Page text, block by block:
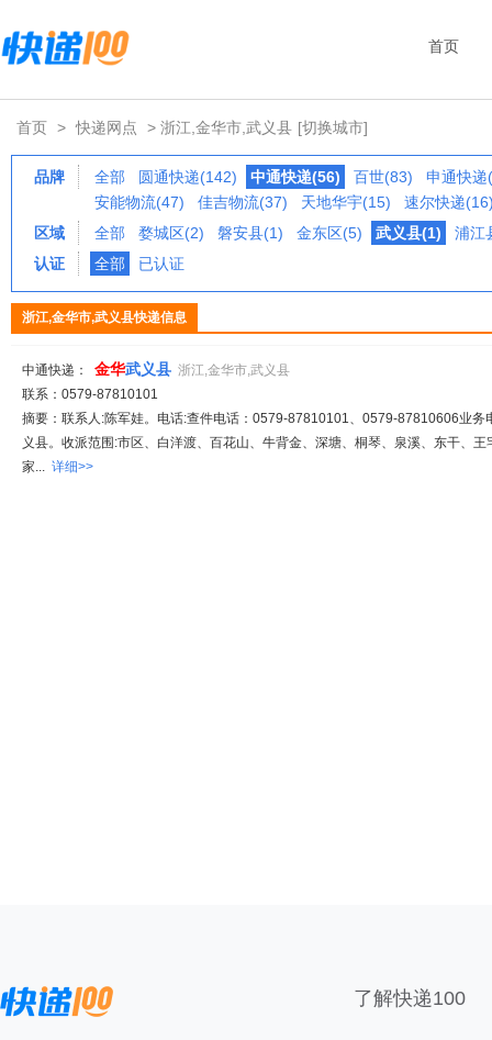
首页
首页 > 快递网点 > 浙江,金华市,武义县 [切换城市]
品牌 全部 圆通快递(142) 中通快递(56) 百世(83)
申通快递
安能物流(47)
佳吉物流(37) 天地华宇(15)
速尔快递
区域
全部 婺城区(2) 磐安县(1) 金东区(5) 武义县(1)
浦江
认证
全部 已认证
浙江,金华市,武义县快递信息
中通快递： 金华武义县 浙江,金华市,武义县
联系：0579-87810101
摘要：联系人:陈军娃。电话:查件电话：0579-87810101、0579-87810606业
义县。收派范围:市区、白洋渡、百花山、牛背金、深塘、桐琴、泉溪、东干、
家... 详细>>
了解快递100